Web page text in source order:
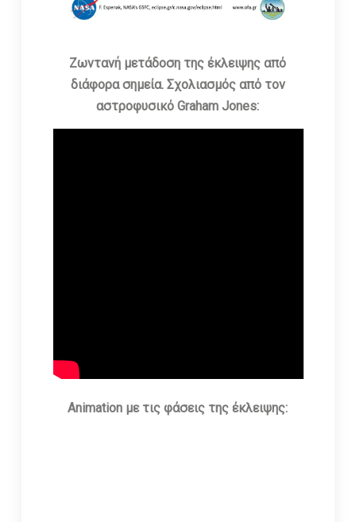
Ζωντανή μετάδοση της έκλειψης από
διάφορα σημεία. Σχολιασμός από τον
αστροφυσικό Graham Jones:
Animation με τις φάσεις της έκλειψης: